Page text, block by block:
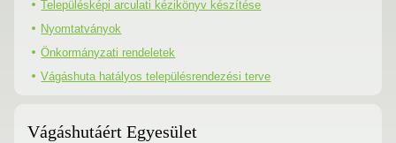
Településképi arculati kézikönyv készítése
Nyomtatványok
Önkormányzati rendeletek
Vágáshuta hatályos településrendezési terve
Vágáshutáért Egyesület